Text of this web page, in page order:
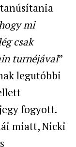
tanúsítania
mi
csak
turnéjával”
legutóbbi
fogyott.
miatt, Nicki